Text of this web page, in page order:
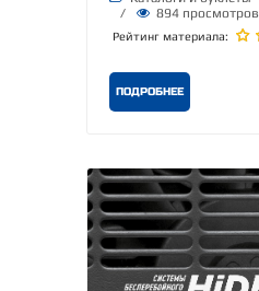
/
894 просмотров
Рейтинг материала:
ПОДРОБНЕЕ